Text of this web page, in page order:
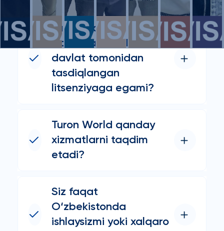
Turon World
Cooperation XBA
davlat tomonidan
tasdiqlangan
litsenziyaga egami?
Turon World qanday
xizmatlarni taqdim
etadi?
Siz faqat
O‘zbekistonda
ishlaysizmi yoki xalqaro